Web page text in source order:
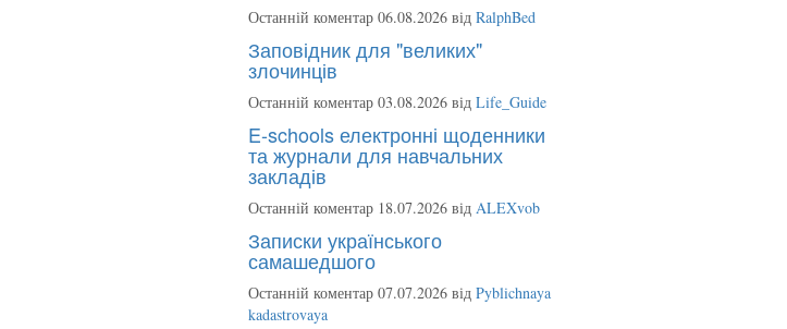
Останній коментар 06.08.2026 від RalphBed
Заповідник для "великих"
злочинців
Останній коментар 03.08.2026 від Life_Guide
E-schools електронні щоденники
та журнали для навчальних
закладів
Останній коментар 18.07.2026 від ALEXvob
Записки українського
самашедшого
Останній коментар 07.07.2026 від Pyblichnaya
kadastrovaya